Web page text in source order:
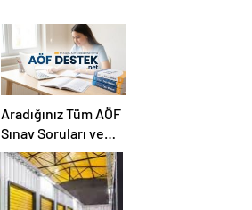
Aradığınız Tüm AÖF
Sınav Soruları ve
Canlı Açıköğretim
Forumu Burada